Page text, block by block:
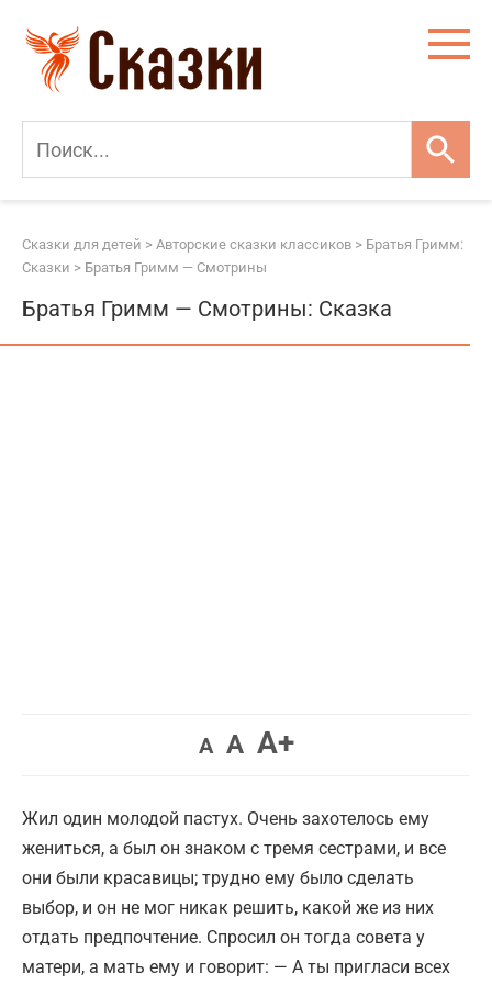
контенту
Сказки для детей > Авторские сказки классиков > Братья Гримм:
Сказки > Братья Гримм — Смотрины
Братья Гримм — Смотрины: Сказка
AУменьшить
AВернуть
A+Увеличить
Жил один молодой пастух. Очень захотелось ему
жениться, а был он знаком с тремя сестрами, и все
они были красавицы; трудно ему было сделать
выбор, и он не мог никак решить, какой же из них
отдать предпочтение. Спросил он тогда совета у
матери, а мать ему и говорит: — А ты пригласи всех